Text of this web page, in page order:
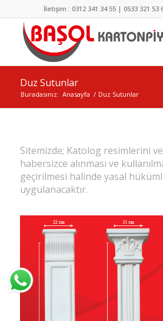
İletişim : 0312 341 34 55 | 0533 321 53
Duz Sutunlar
Buradasınız: Anasayfa / Duz Sutunlar
Sitemizde; Katolog resimlerini
habersizce alınması ve
geçirilmesi halinde yasal
uygulanacaktır.